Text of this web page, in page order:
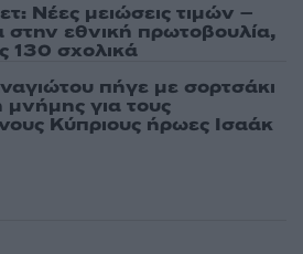
Νέες μειώσεις τιμών –
στην εθνική πρωτοβουλία,
130 σχολικά
πήγε με σορτσάκι
για τους
Κύπριους ήρωες Ισαάκ